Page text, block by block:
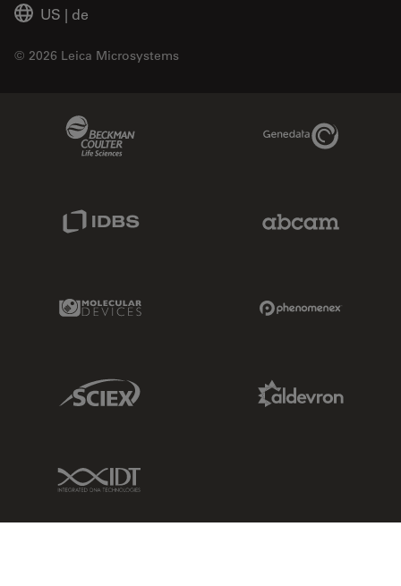
US | de
© 2026 Leica Microsystems
Genedata Link
Molecular Devices Link
Sciex Link
IDT Link